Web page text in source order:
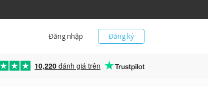
Đăng ký
Đăng nhập
10,220 đánh giá trên